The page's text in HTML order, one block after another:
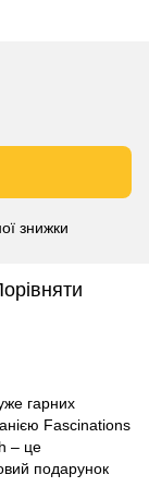
знижки
гарних
Fascinations
– це
подарунок